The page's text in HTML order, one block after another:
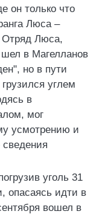
он только что
Люса –
Отряд Люса,
шел в Магелланов
но в пути
углем
в
мог
усмотрению и
уголь 31
опасаясь идти в
вошел в